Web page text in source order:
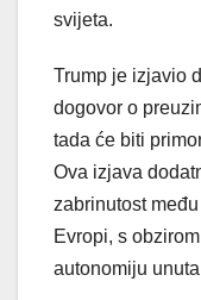
svijeta.
Trump je izjavio
dogovor o
tada će biti
Ova izjava
zabrinutost
Evropi, s
autonomiju